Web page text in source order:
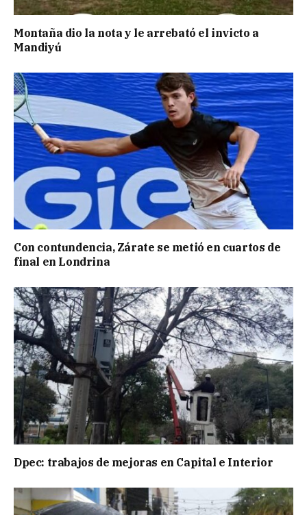
Montaña dio la nota y le arrebató el invicto a
Mandiyú
Con contundencia, Zárate se metió en cuartos de
final en Londrina
Dpec: trabajos de mejoras en Capital e Interior